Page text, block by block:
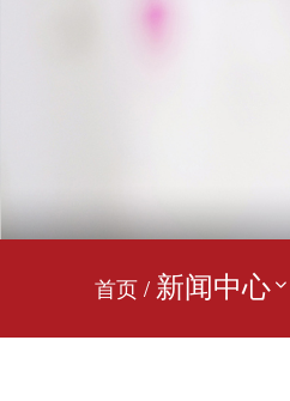
首页 / 新闻中心